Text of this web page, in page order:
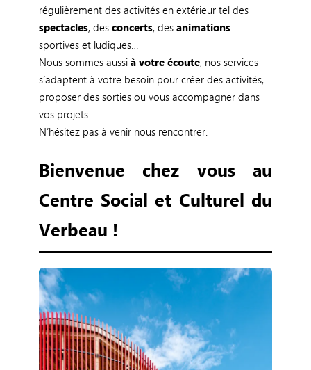
régulièrement des activités en extérieur tel des
spectacles, des concerts, des animations
sportives et ludiques…
Nous sommes aussi à votre écoute, nos services
s’adaptent à votre besoin pour créer des activités,
proposer des sorties ou vous accompagner dans
vos projets.
N’hésitez pas à venir nous rencontrer.
Bienvenue chez vous au
Centre Social et Culturel du
Verbeau !